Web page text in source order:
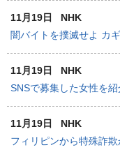
11月19日
NHK
闇バイトを撲滅せよ カ
11月19日
NHK
SNSで募集した女性を
11月19日
NHK
フィリピンから特殊詐